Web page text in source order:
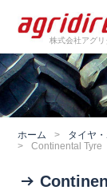
株式会社アグリ
ホーム > タイヤ
>
Continental Tyre